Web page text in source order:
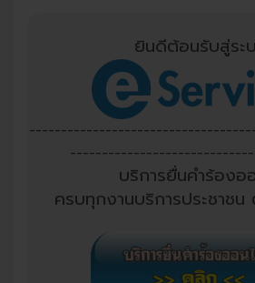
ยินดีต้อนรับสู่ระ
บริการยื่นคำร้องอ
ครบทุกงานบริการประชาช